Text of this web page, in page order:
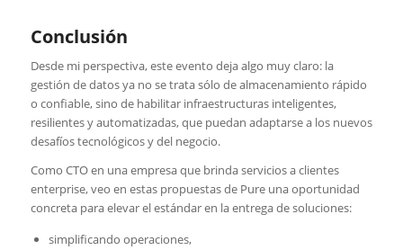
Conclusión
Desde mi perspectiva, este evento deja algo muy claro: la
gestión de datos ya no se trata sólo de almacenamiento rápido
o confiable, sino de habilitar infraestructuras inteligentes,
resilientes y automatizadas, que puedan adaptarse a los nuevos
desafíos tecnológicos y del negocio.
Como CTO en una empresa que brinda servicios a clientes
enterprise, veo en estas propuestas de Pure una oportunidad
concreta para elevar el estándar en la entrega de soluciones:
simplificando operaciones,